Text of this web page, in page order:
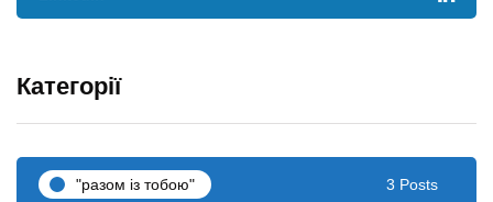
Категорії
"разом iз тобою" 3 Posts